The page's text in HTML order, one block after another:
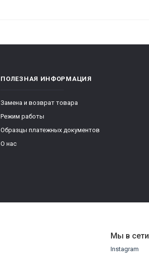
ПОЛЕЗНАЯ ИНФОРМАЦИЯ
Замена и возврат товара
Режим работы
Образцы платежных документов
О нас
Мы в сети
Instagram